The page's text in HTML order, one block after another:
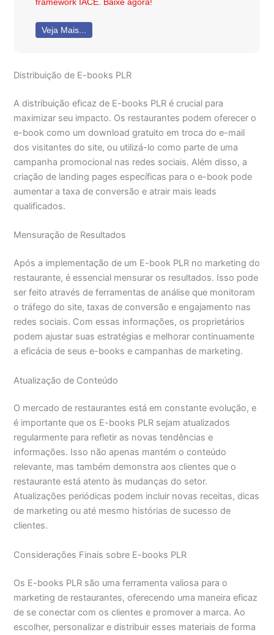
framework IACE. Baixe agora!
Veja Mais...
Distribuição de E-books PLR
A distribuição eficaz de E-books PLR é crucial para
maximizar seu impacto. Os restaurantes podem oferecer o
e-book como um download gratuito em troca do e-mail
dos visitantes do site, ou utilizá-lo como parte de uma
campanha promocional nas redes sociais. Além disso, a
criação de landing pages específicas para o e-book pode
aumentar a taxa de conversão e atrair mais leads
qualificados.
Mensuração de Resultados
Após a implementação de um E-book PLR no marketing do
restaurante, é essencial mensurar os resultados. Isso pode
ser feito através de ferramentas de análise que monitoram
o tráfego do site, taxas de conversão e engajamento nas
redes sociais. Com essas informações, os proprietários
podem ajustar suas estratégias e melhorar continuamente
a eficácia de seus e-books e campanhas de marketing.
Atualização de Conteúdo
O mercado de restaurantes está em constante evolução, e
é importante que os E-books PLR sejam atualizados
regularmente para refletir as novas tendências e
informações. Isso não apenas mantém o conteúdo
relevante, mas também demonstra aos clientes que o
restaurante está atento às mudanças do setor.
Atualizações periódicas podem incluir novas receitas, dicas
de marketing ou até mesmo histórias de sucesso de
clientes.
Considerações Finais sobre E-books PLR
Os E-books PLR são uma ferramenta valiosa para o
marketing de restaurantes, oferecendo uma maneira eficaz
de se conectar com os clientes e promover a marca. Ao
escolher, personalizar e distribuir esses materiais de forma